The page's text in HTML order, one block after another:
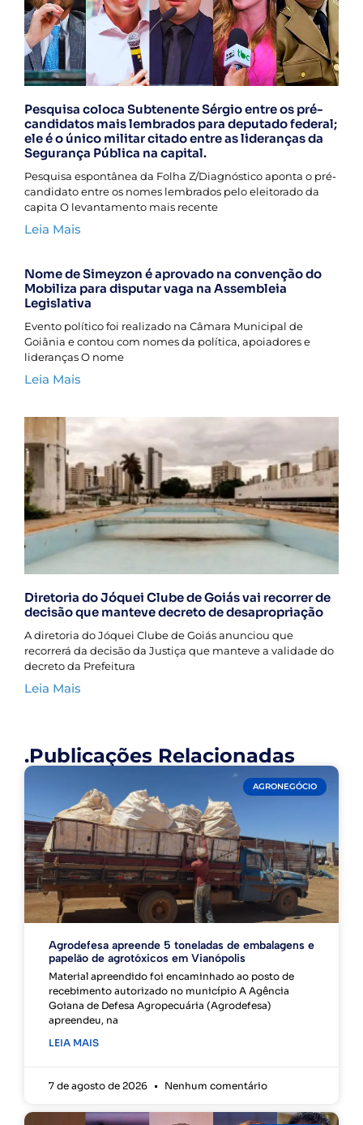
Pesquisa coloca Subtenente Sérgio entre os pré-
candidatos mais lembrados para deputado federal;
ele é o único militar citado entre as lideranças da
Segurança Pública na capital.
Pesquisa espontânea da Folha Z/Diagnóstico aponta o pré-
candidato entre os nomes lembrados pelo eleitorado da
capita O levantamento mais recente
Leia Mais
Nome de Simeyzon é aprovado na convenção do
Mobiliza para disputar vaga na Assembleia
Legislativa
Evento político foi realizado na Câmara Municipal de
Goiânia e contou com nomes da política, apoiadores e
lideranças O nome
Leia Mais
Diretoria do Jóquei Clube de Goiás vai recorrer de
decisão que manteve decreto de desapropriação
A diretoria do Jóquei Clube de Goiás anunciou que
recorrerá da decisão da Justiça que manteve a validade do
decreto da Prefeitura
Leia Mais
.Publicações Relacionadas
AGRONEGÓCIO
Agrodefesa apreende 5 toneladas de embalagens e
papelão de agrotóxicos em Vianópolis
Material apreendido foi encaminhado ao posto de
recebimento autorizado no município A Agência
Goiana de Defesa Agropecuária (Agrodefesa)
apreendeu, na
LEIA MAIS
7 de agosto de 2026 Nenhum comentário